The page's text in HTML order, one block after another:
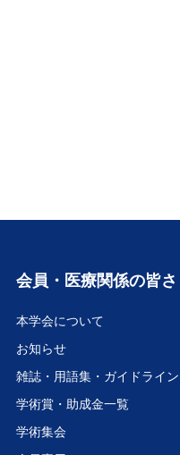
会員・医療関係の皆
本学会について
お知らせ
雑誌・用語集・ガイドライン
学術賞・助成金一覧
学術集会